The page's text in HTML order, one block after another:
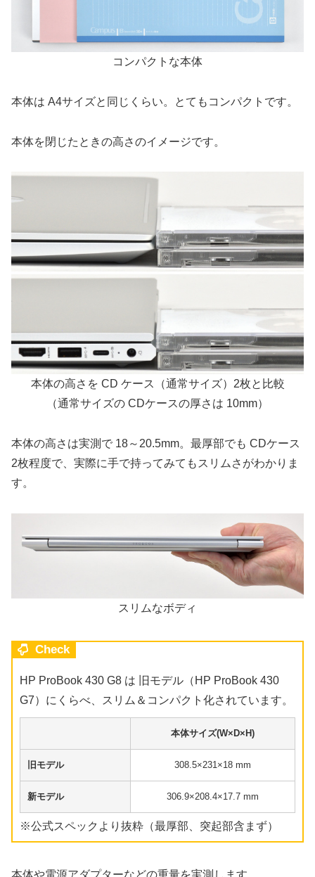
コンパクトな本体
本体は A4サイズと同じくらい。とてもコンパクトです。
本体を閉じたときの高さのイメージです。
本体の高さを CD ケース（通常サイズ）2枚と比較
（通常サイズの CDケースの厚さは 10mm）
本体の高さは実測で 18～20.5mm。最厚部でも CDケース
2枚程度で、実際に手で持ってみてもスリムさがわかりま
す。
スリムなボディ
Check
HP ProBook 430 G8 は 旧モデル（HP ProBook 430
G7）にくらべ、スリム＆コンパクト化されています。
本体サイズ(W×D×H)
旧モデル 308.5×231×18 mm
新モデル 306.9×208.4×17.7 mm
※公式スペックより抜粋（最厚部、突起部含まず）
本体や電源アダプターなどの重量を実測します。